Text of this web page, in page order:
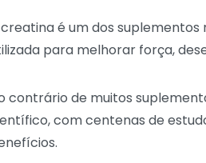
é um dos suplementos
para melhorar força,
contrário de muitos
com centenas de